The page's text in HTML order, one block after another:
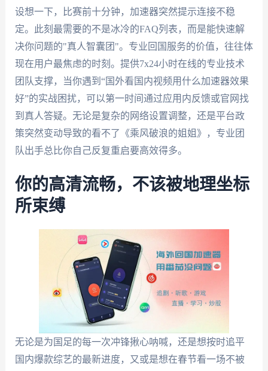
设想一下，比赛前十分钟，加速器突然提示连接不稳
定。此刻最需要的不是冰冷的FAQ列表，而是能快速解
决你问题的"真人智囊团"。专业回国服务的价值，往往体
现在用户最焦虑的时刻。提供7x24小时在线的专业技术
团队支撑，当你遇到“国外看国内视频用什么加速器效果
好”的实战困扰，可以第一时间通过应用内反馈或官网找
到真人答疑。无论是复杂的网络设置调整，还是平台政
策突然变动导致的看不了《乘风破浪的姐姐》，专业团
队出手总比你自己反复重启要高效得多。
你的高清流畅，不该被地理坐标
所束缚
无论是为国足的每一次冲锋揪心呐喊，还是想按时追平
国内爆款综艺的最新进度，又或是想在春节看一场不被